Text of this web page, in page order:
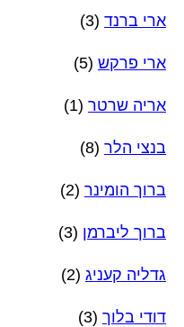
ארי ברנד (3)
ארי פרקש (5)
אריה שרטר (1)
בנצי הלר (8)
ברוך הומינר (2)
ברוך ליברמן (3)
גדליה קעניג (2)
דודי בלוך (3)